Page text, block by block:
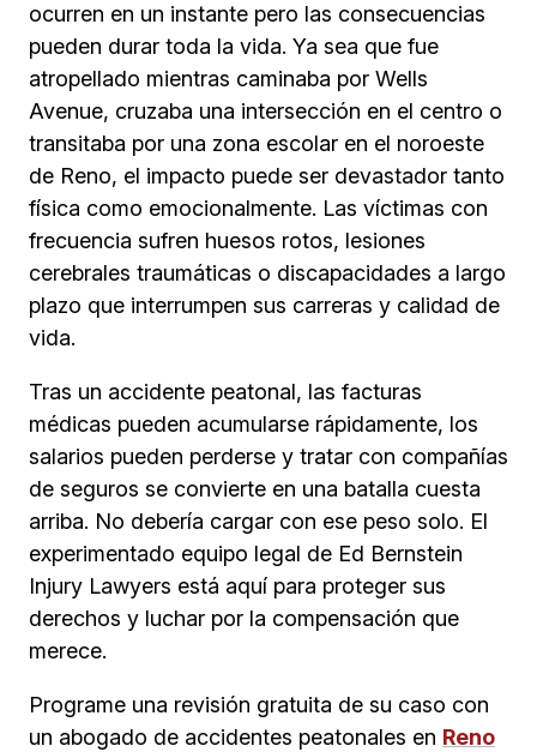
ocurren en un instante pero las consecuencias
pueden durar toda la vida. Ya sea que fue
atropellado mientras caminaba por Wells
Avenue, cruzaba una intersección en el centro o
transitaba por una zona escolar en el noroeste
de Reno, el impacto puede ser devastador tanto
física como emocionalmente. Las víctimas con
frecuencia sufren huesos rotos, lesiones
cerebrales traumáticas o discapacidades a largo
plazo que interrumpen sus carreras y calidad de
vida.
Tras un accidente peatonal, las facturas
médicas pueden acumularse rápidamente, los
salarios pueden perderse y tratar con compañías
de seguros se convierte en una batalla cuesta
arriba. No debería cargar con ese peso solo. El
experimentado equipo legal de Ed Bernstein
Injury Lawyers está aquí para proteger sus
derechos y luchar por la compensación que
merece.
Programe una revisión gratuita de su caso con
un abogado de accidentes peatonales en Reno